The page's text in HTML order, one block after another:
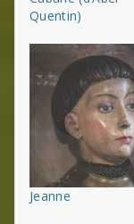
Quentin)
Jeanne